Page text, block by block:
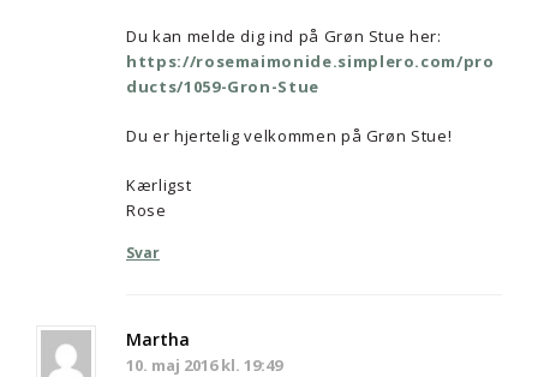
Du kan melde dig ind på Grøn Stue her:
https://rosemaimonide.simplero.com/pro
ducts/1059-Gron-Stue
Du er hjertelig velkommen på Grøn Stue!
Kærligst
Rose
Svar
Martha
10. maj 2016 kl. 19:49